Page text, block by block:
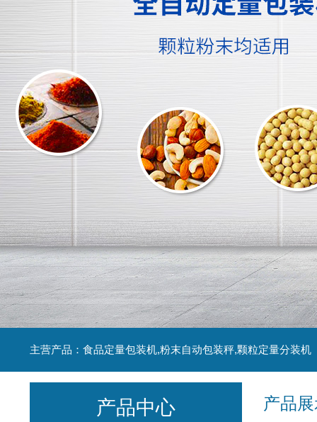
主营产品：食品定量包装机,粉末自动包装秤,颗粒定量分装机
产品
产品中心